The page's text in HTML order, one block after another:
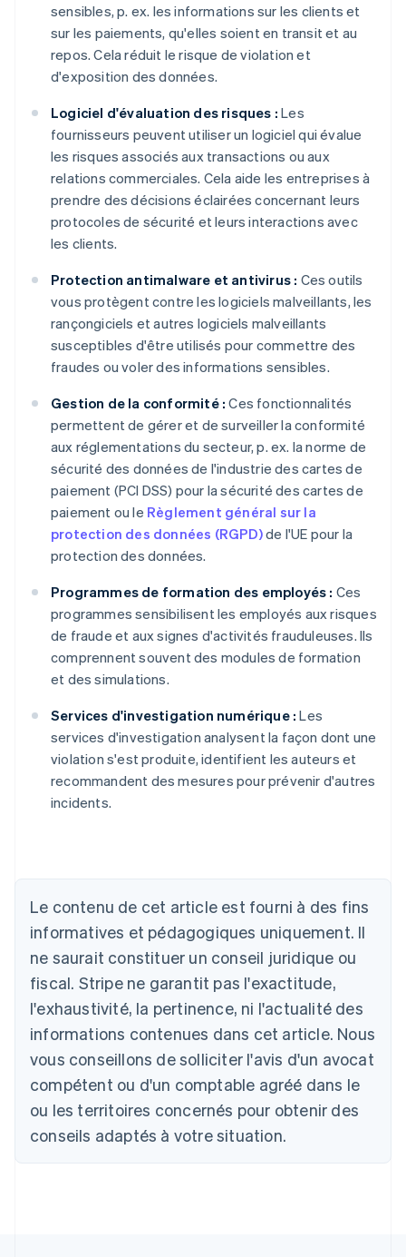
sensibles, p. ex. les informations sur les clients et
sur les paiements, qu'elles soient en transit et au
repos. Cela réduit le risque de violation et
d'exposition des données.
Logiciel d'évaluation des risques : Les
fournisseurs peuvent utiliser un logiciel qui évalue
les risques associés aux transactions ou aux
relations commerciales. Cela aide les entreprises à
prendre des décisions éclairées concernant leurs
protocoles de sécurité et leurs interactions avec
les clients.
Protection antimalware et antivirus : Ces outils
vous protègent contre les logiciels malveillants, les
rançongiciels et autres logiciels malveillants
susceptibles d'être utilisés pour commettre des
fraudes ou voler des informations sensibles.
Gestion de la conformité : Ces fonctionnalités
permettent de gérer et de surveiller la conformité
aux réglementations du secteur, p. ex. la norme de
sécurité des données de l'industrie des cartes de
paiement (PCI DSS) pour la sécurité des cartes de
paiement ou le Règlement général sur la
protection des données (RGPD)de l'UE pour la
protection des données.
Programmes de formation des employés : Ces
programmes sensibilisent les employés aux risques
de fraude et aux signes d'activités frauduleuses. Ils
comprennent souvent des modules de formation
et des simulations.
Services d'investigation numérique : Les
services d'investigation analysent la façon dont une
violation s'est produite, identifient les auteurs et
recommandent des mesures pour prévenir d'autres
incidents.
Le contenu de cet article est fourni à des fins
informatives et pédagogiques uniquement. Il
ne saurait constituer un conseil juridique ou
fiscal. Stripe ne garantit pas l'exactitude,
l'exhaustivité, la pertinence, ni l'actualité des
informations contenues dans cet article. Nous
vous conseillons de solliciter l'avis d'un avocat
compétent ou d'un comptable agréé dans le
ou les territoires concernés pour obtenir des
conseils adaptés à votre situation.
DeutschEnglish
Australie
English
Autriche
DeutschEnglish
NederlandsFrançaisDeutschEnglish
Brésil
Português
Bulgarie
English
Canada
Chine continentale
简体中文English